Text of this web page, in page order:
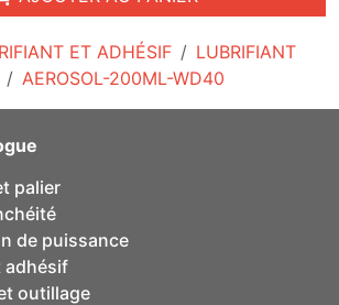
ET ADHÉSIF
LUBRIFIANT
AEROSOL-200ML-WD40
palier
de puissance
adhésif
outillage